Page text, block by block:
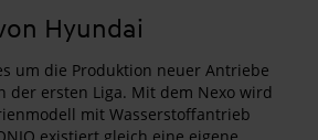
Hyundai
um die Produktion neuer Antriebe
der ersten Liga. Mit dem Nexo wird
mit Wasserstoffantrieb